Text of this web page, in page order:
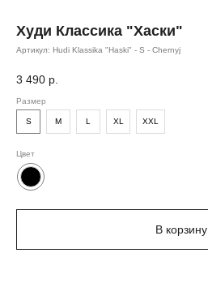
Худи Классика "Хаски"
Артикул: Hudi Klassika "Haski" - S - Chernyj
3 490 р.
Размер
S M L XL XXL
Цвет
В корзину